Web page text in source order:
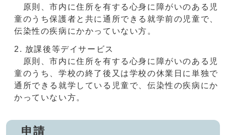
原則、市内に住所を有する心身に障がいのある児
童のうち保護者と共に通所できる就学前の児童で、
伝染性の疾病にかかっていない方。
放課後等デイサービス
原則、市内に住所を有する心身に障がいのある児
童のうち、学校の終了後又は学校の休業日に単独で
通所できる就学している児童で、伝染性の疾病にか
かっていない方。
申請